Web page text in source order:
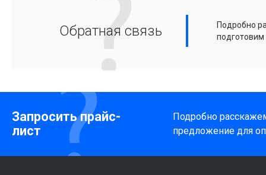
Обратная связь
Подробно
Запросить прайс-
лист
Подробно
предложение для